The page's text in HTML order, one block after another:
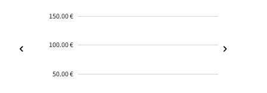
150.00 €
100.00 €
50.00 €